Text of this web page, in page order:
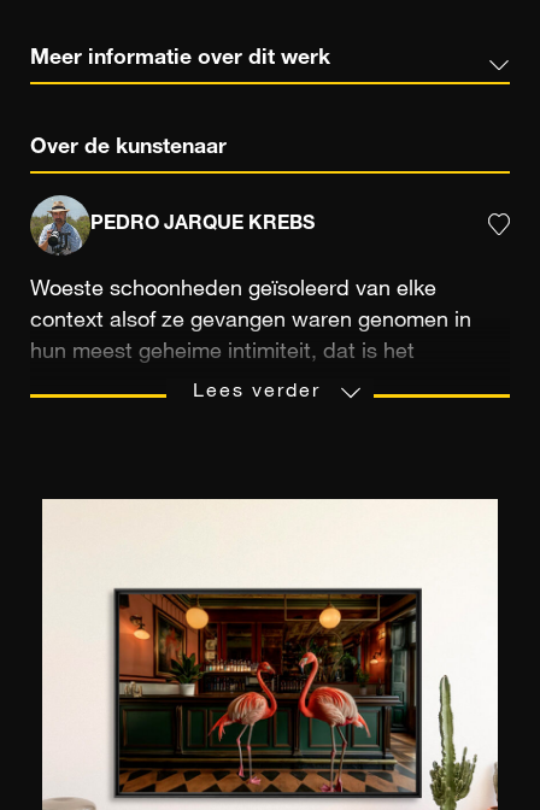
Meer informatie over dit werk
Over de kunstenaar
PEDRO JARQUE KREBS
Woeste schoonheden geïsoleerd van elke
context alsof ze gevangen waren genomen in
hun meest geheime intimiteit, dat is het
opmerkelijke artistieke gebaar van Pedro Jarque
dankzij zijn boeiende dierenportretten.
Oorspronkelijk afkomstig uit Lima, reisde hij
vanaf zijn tiende naar het hart van de Amazone-
natuur en specialiseerde hij zich in
landschapsfotografie vanaf de jaren tachtig. In
2016 won hij met het onderwerp van zijn
fascinatie dat zeer aanwezig is in zijn werk, de
Lees verder